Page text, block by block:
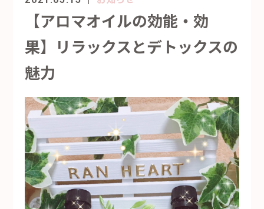
【アロマオイルの効能・効
果】リラックスとデトックスの
魅力